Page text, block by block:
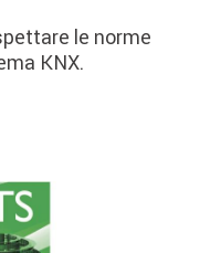
le norme
KNX.